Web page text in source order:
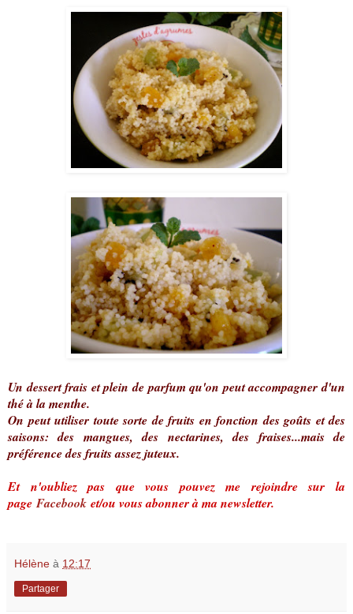
Un dessert frais et plein de parfum qu'on peut accompagner d'un
thé à la menthe.
On peut utiliser toute sorte de fruits en fonction des goûts et des
saisons: des mangues, des nectarines, des fraises...mais de
préférence des fruits assez juteux.
Et n'oubliez pas que vous pouvez me rejoindre sur la
page Facebook et/ou vous abonner à ma newsletter.
Hélène à 12:17
Partager